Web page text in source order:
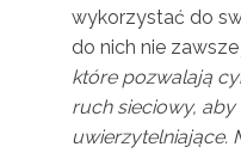
wykorzystać do
do nich nie
które pozwalają
ruch sieciowy,
uwierzytelniające.